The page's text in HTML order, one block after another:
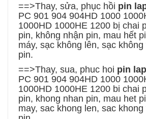
==>Thay, sửa, phục hồi pin
PC 901 904 904HD 1000
1000HD 1000HE 1200 bị chai
pin, không nhận pin, mau hết
máy, sạc không lên, sạc
pin.
==>Thay, sua, phuc hoi pin
PC 901 904 904HD 1000
1000HD 1000HE 1200 bi chai
pin, khong nhan pin, mau het
may, sac khong len, sac